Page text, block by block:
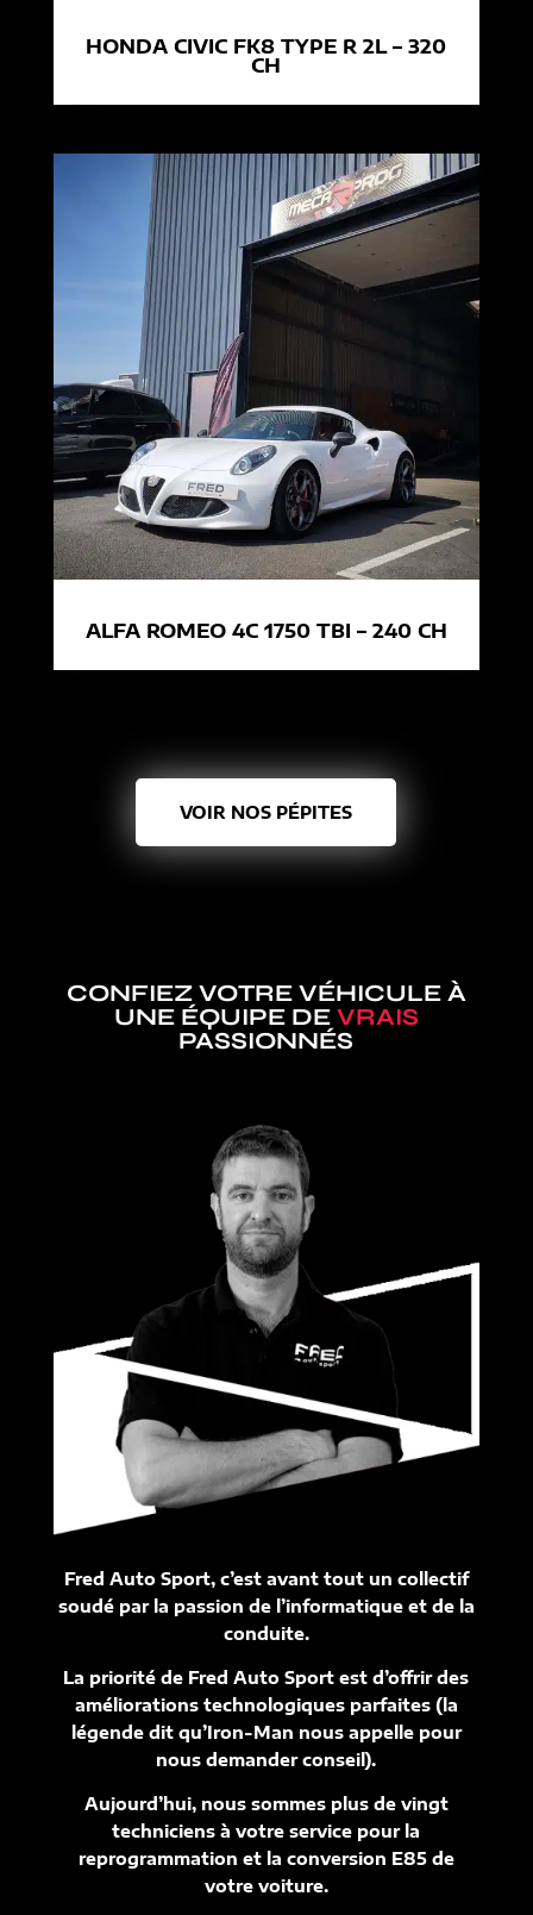
HONDA CIVIC FK8 TYPE R 2L – 320
CH
ALFA ROMEO 4C 1750 TBI – 240 CH
VOIR NOS PÉPITES
CONFIEZ VOTRE VÉHICULE À
UNE ÉQUIPE DE VRAIS
PASSIONNÉS
Fred Auto Sport, c’est avant tout un collectif
soudé par la passion de l’informatique et de la
conduite.
La priorité de Fred Auto Sport est d’offrir des
améliorations technologiques parfaites (la
légende dit qu’Iron-Man nous appelle pour
nous demander conseil).
Aujourd’hui, nous sommes plus de vingt
techniciens à votre service pour la
reprogrammation et la conversion E85 de
votre voiture.